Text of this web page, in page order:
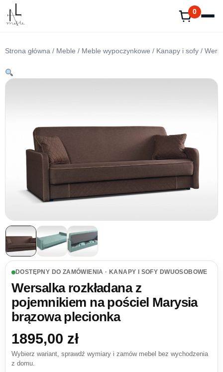
Przejdź
treści
0
Strona główna / Meble / Meble wypoczynkowe / Kanapy i sofy /
DOSTĘPNY DO ZAMÓWIENIA · KANAPY I SOFY DWUOSOBOWE
Wersalka rozkładana z
pojemnikiem na pościel Marysia
brązowa plecionka
1895,00 zł
Wybierz wariant, sprawdź wymiary i zamów mebel bez wychodzenia
z domu.